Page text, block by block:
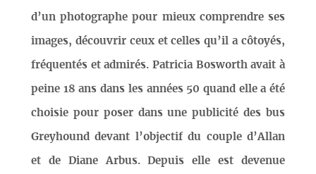
d’un photographe pour mieux comprendre ses
images, découvrir ceux et celles qu’il a côtoyés,
fréquentés et admirés. Patricia Bosworth avait à
peine 18 ans dans les années 50 quand elle a été
choisie pour poser dans une publicité des bus
Greyhound devant l’objectif du couple d’Allan
et de Diane Arbus. Depuis elle est devenue